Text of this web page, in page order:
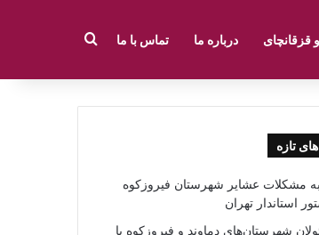
قزقانچای درباره ما تماس با ما جستجو برای
تازه
مشکلات عشایر شهرستان فیروزکوه
استاندار تهران
شهرستان‌های دماوند و فیروزکوه با